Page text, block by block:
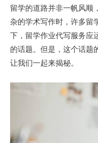
留学的道路并非一帆风顺
杂的学术写作时，许多留
下，留学作业代写服务应
的话题。但是，这个话题
让我们一起来揭秘。